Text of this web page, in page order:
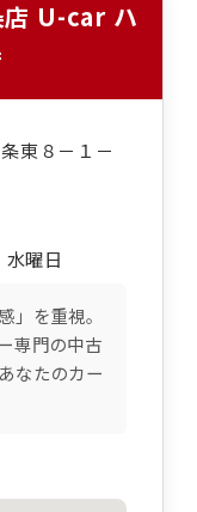
U-car ハ
東８－１－
水曜日
」を重視。
専門の中古
なたのカー